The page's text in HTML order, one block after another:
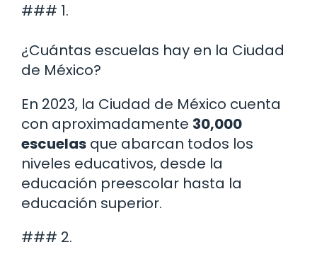
### 1.
¿Cuántas escuelas hay en la Ciudad
de México?
En 2023, la Ciudad de México cuenta
con aproximadamente 30,000
escuelas que abarcan todos los
niveles educativos, desde la
educación preescolar hasta la
educación superior.
### 2.